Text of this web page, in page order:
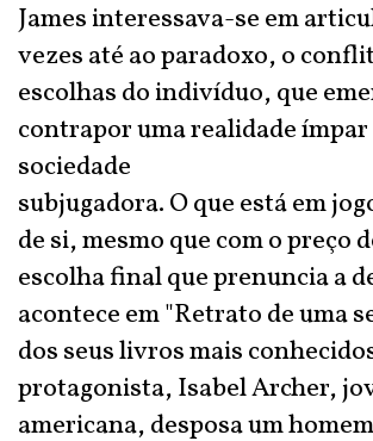
James interessava-se em
vezes até ao paradoxo, o
escolhas do indivíduo, que
contrapor uma realidade ímpar
sociedade
subjugadora. O que está em
de si, mesmo que com o preço
escolha final que prenuncia a
acontece em "Retrato de uma
dos seus livros mais
protagonista, Isabel Archer,
americana, desposa um